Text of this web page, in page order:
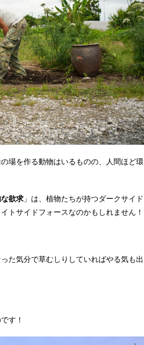
場を作る動物はいるものの、人間ほど環
欲求」は、植物たちが持つダークサイド
トサイドフォースなのかもしれません！
た気分で草むしりしていればやる気も出
す！